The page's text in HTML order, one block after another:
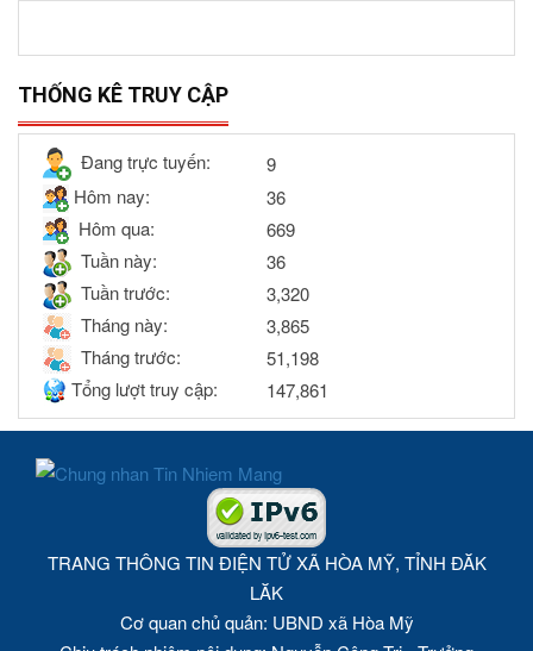
THỐNG KÊ TRUY CẬP
Đang trực tuyến:
9
Hôm nay:
36
Hôm qua:
669
Tuần này:
36
Tuần trước:
3,320
Tháng này:
3,865
Tháng trước:
51,198
Tổng lượt truy cập:
147,861
TRANG THÔNG TIN ĐIỆN TỬ XÃ HÒA MỸ, TỈNH ĐĂK
LĂK
Cơ quan chủ quản: UBND xã Hòa Mỹ